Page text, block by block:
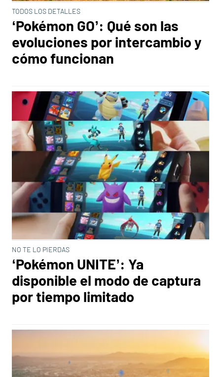
TODOS LOS DETALLES
‘Pokémon GO’: Qué son las
evoluciones por intercambio y
cómo funcionan
NO TE LO PIERDAS
‘Pokémon UNITE’: Ya
disponible el modo de captura
por tiempo limitado